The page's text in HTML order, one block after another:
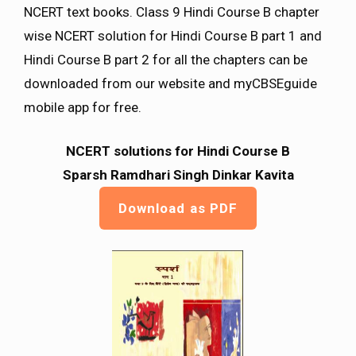
NCERT text books. Class 9 Hindi Course B chapter
wise NCERT solution for Hindi Course B part 1 and
Hindi Course B part 2 for all the chapters can be
downloaded from our website and myCBSEguide
mobile app for free.
NCERT solutions for Hindi Course B
Sparsh Ramdhari Singh Dinkar Kavita
Download as PDF